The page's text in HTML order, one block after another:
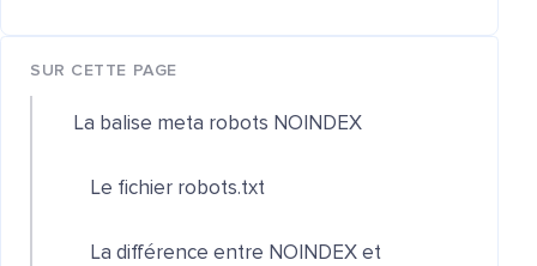
SUR CETTE PAGE
La balise meta robots NOINDEX
Le fichier robots.txt
La différence entre NOINDEX et